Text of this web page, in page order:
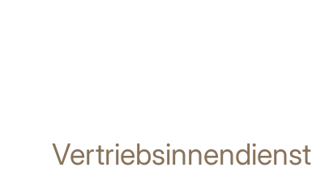
Vertriebsinnendienst